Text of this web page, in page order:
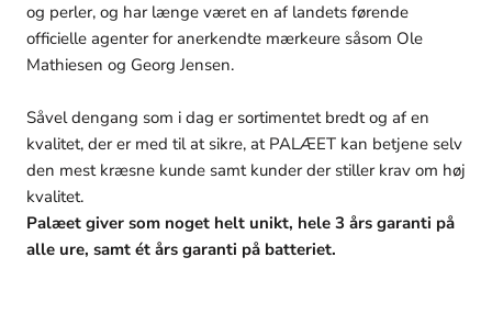
og perler, og har længe været en af landets førende
officielle agenter for anerkendte mærkeure såsom Ole
Mathiesen og Georg Jensen.
Såvel dengang som i dag er sortimentet bredt og af en
kvalitet, der er med til at sikre, at PALÆET kan betjene selv
den mest kræsne kunde samt kunder der stiller krav om høj
kvalitet.
Palæet giver som noget helt unikt, hele 3 års garanti på
alle ure, samt ét års garanti på batteriet.